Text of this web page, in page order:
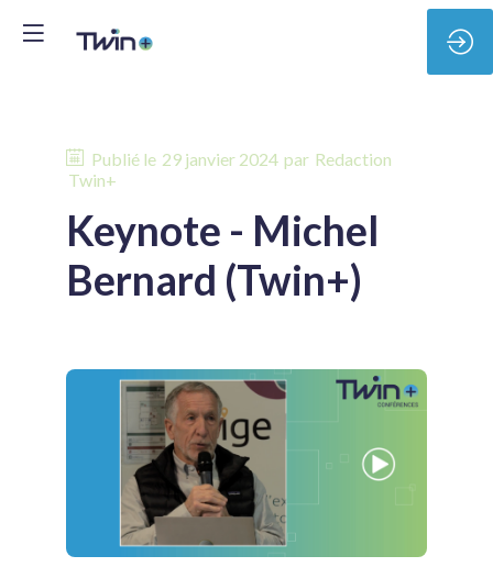
Publié le 29 janvier 2024 par Redaction
Twin+
Keynote - Michel
Bernard (Twin+)